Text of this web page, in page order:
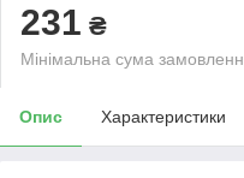
231 ₴
Мінімальна сума
Опис Характеристики